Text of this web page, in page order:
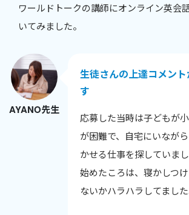
ワールドトークの講師にオンライン英会
いてみました。
AYANO先生
生徒さんの上達コメン
す
応募した当時は子どもが
が困難で、自宅にいなが
かせる仕事を探していまし
始めたころは、寝かしつ
ないかハラハラしてました